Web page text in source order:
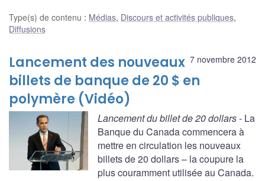
Type(s) de contenu : Médias, Discours et activités publiques,
Diffusions
7 novembre 2012
Lancement des nouveaux
billets de banque de 20 $ en
polymère (Vidéo)
Lancement du billet de 20 dollars- La
Banque du Canada commencera à
mettre en circulation les nouveaux
billets de 20 dollars – la coupure la
plus couramment utilisée au Canada.